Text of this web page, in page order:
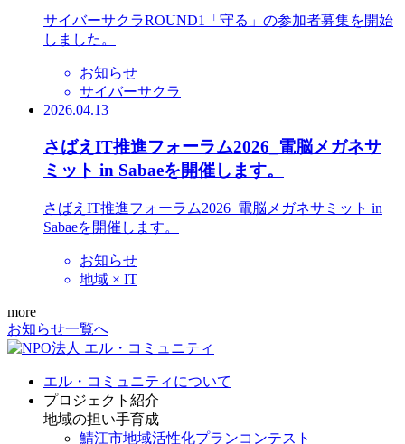
サイバーサクラROUND1「守る」の参加者募集を開始
しました。
お知らせ
サイバーサクラ
2026.04.13
さばえIT推進フォーラム2026_電脳メガネサ
ミット in Sabaeを開催します。
さばえIT推進フォーラム2026_電脳メガネサミット in
Sabaeを開催します。
お知らせ
地域 × IT
more
お知らせ一覧へ
エル・コミュニティについて
プロジェクト紹介
地域の担い手育成
鯖江市地域活性化プランコンテスト